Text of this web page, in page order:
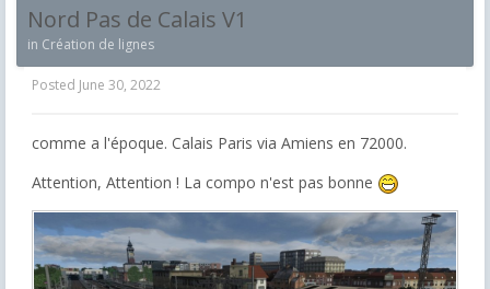
Nord Pas de Calais V1
in Création de lignes
Posted June 30, 2022
comme a l'époque. Calais Paris via Amiens en 72000.
Attention, Attention ! La compo n'est pas bonne